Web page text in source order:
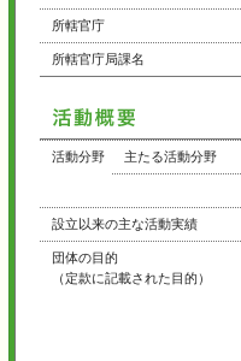
所轄官庁
所轄官庁局課名
活動分野 主たる活動分野
設立以来の主な活動実績
団体の目的
（定款に記載された目的）